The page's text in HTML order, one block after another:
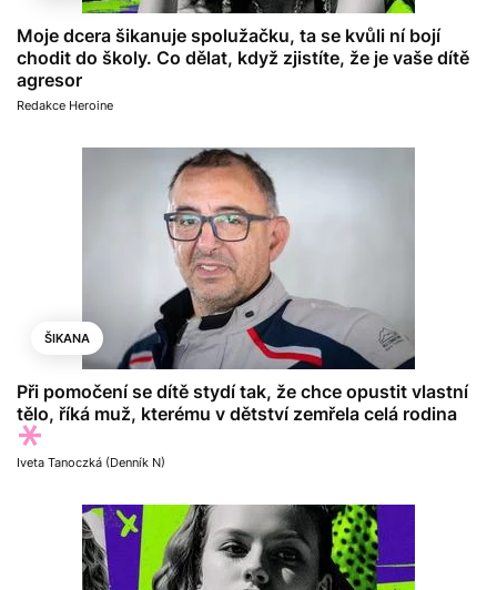
Moje dcera šikanuje spolužačku, ta se kvůli ní bojí
chodit do školy. Co dělat, když zjistíte, že je vaše dítě
agresor
Redakce Heroine
ŠIKANA
Při pomočení se dítě stydí tak, že chce opustit vlastní
tělo, říká muž, kterému v dětství zemřela celá rodina
Iveta Tanoczká (Denník N)